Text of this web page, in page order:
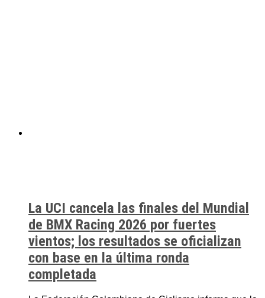
La UCI cancela las finales del Mundial
de BMX Racing 2026 por fuertes
vientos; los resultados se oficializan
con base en la última ronda
completada